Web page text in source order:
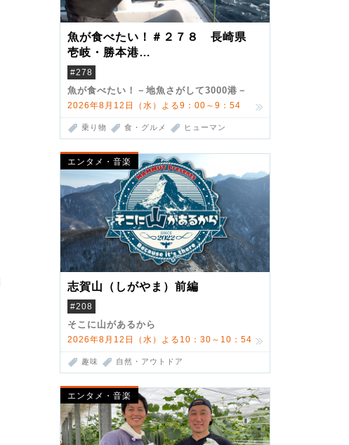
魚が食べたい！＃２７８ 長崎県
壱岐・勝本港
（クロマグロ）
#278
魚が食べたい！－地魚さがして3000港－
2026年8月12日（水）よる9：00～9：54
乗り物 食・グルメ ヒューマン
エンタメ・音楽
志賀山（しがやま）前編
#208
そこに山があるから
2026年8月12日（水）よる10：30～10：54
趣味 自然・アウトドア
エンタメ・音楽